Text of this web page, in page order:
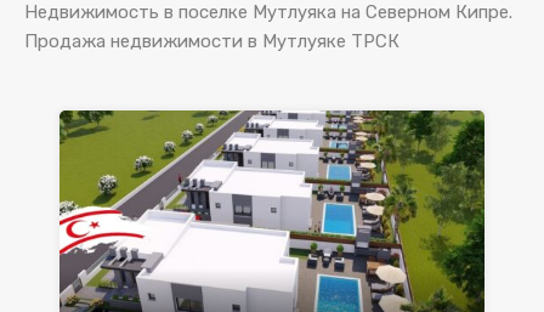
Недвижимость в поселке Мутлуяка на Северном Кипре.
Продажа недвижимости в Мутлуяке ТРСК